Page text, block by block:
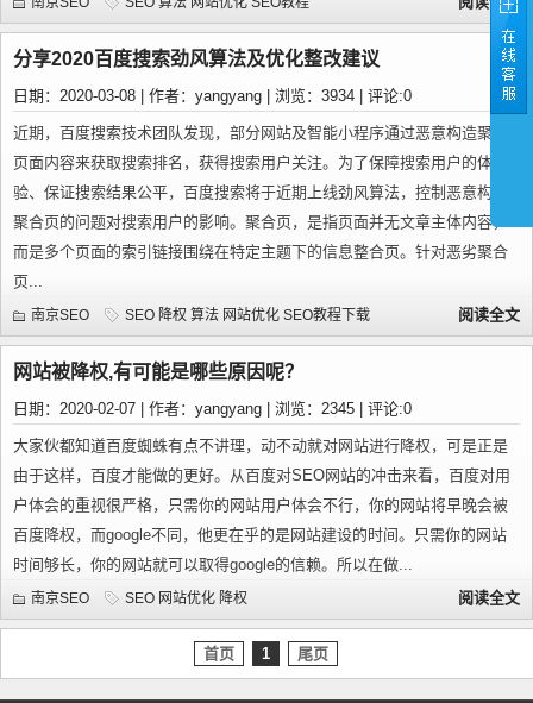
分享2020百度搜索劲风算法及优化整改建议
日期：2020-03-08 | 作者：yangyang | 浏览：3934 | 评论:0
近期，百度搜索技术团队发现，部分网站及智能小程序通过恶意构造聚合
页面内容来获取搜索排名，获得搜索用户关注。为了保障搜索用户的体
验、保证搜索结果公平，百度搜索将于近期上线劲风算法，控制恶意构造
聚合页的问题对搜索用户的影响。聚合页，是指页面并无文章主体内容，
而是多个页面的索引链接围绕在特定主题下的信息整合页。针对恶劣聚合
页...
南京SEO SEO 降权 算法 网站优化 SEO教程下载 阅读全文
网站被降权,有可能是哪些原因呢？
日期：2020-02-07 | 作者：yangyang | 浏览：2345 | 评论:0
大家伙都知道百度蜘蛛有点不讲理，动不动就对网站进行降权，可是正是
由于这样，百度才能做的更好。从百度对SEO网站的冲击来看，百度对用
户体会的重视很严格，只需你的网站用户体会不行，你的网站将早晚会被
百度降权，而google不同，他更在乎的是网站建设的时间。只需你的网站
时间够长，你的网站就可以取得google的信赖。所以在做...
南京SEO SEO 网站优化 降权 阅读全文
首页 1 尾页